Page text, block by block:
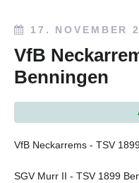
17. NOVEMBER
VfB
Benningen
VfB Neckarrems - TSV
SGV Murr II - TSV 1899